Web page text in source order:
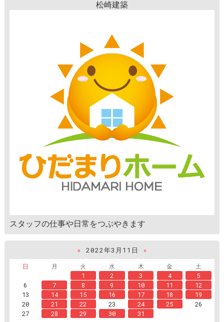
松崎建築
スタッフの仕事や日常をつぶやきます
« 2022年3月11日
»
日
月 火 水 木 金
土
1
2 3 4
5
6
7 8 9 10 11
12
13
14 15 16 17 18
19
20
21 22 23 24 25
26
27
28 29 30 31